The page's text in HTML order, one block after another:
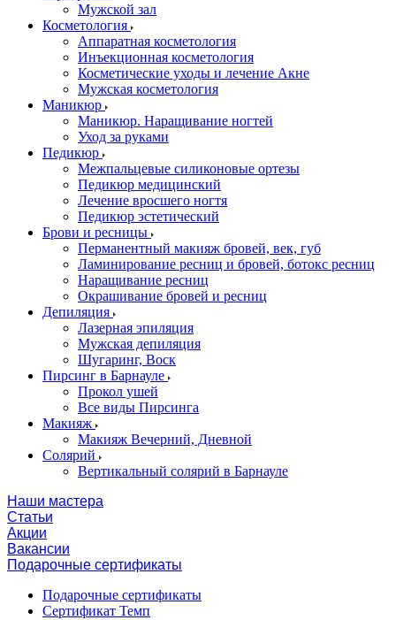
Мужской зал
Косметология
Аппаратная косметология
Инъекционная косметология
Косметические уходы и лечение Акне
Мужская косметология
Маникюр
Маникюр. Наращивание ногтей
Уход за руками
Педикюр
Межпальцевые силиконовые ортезы
Педикюр медицинский
Лечение вросшего ногтя
Педикюр эстетический
Брови и ресницы
Перманентный макияж бровей, век, губ
Ламинирование ресниц и бровей, бoтoкс ресниц
Наращивание ресниц
Окрашивание бровей и ресниц
Депиляция
Лазерная эпиляция
Мужская депиляция
Шугаринг, Воск
Пирсинг в Барнауле
Прокол ушей
Все виды Пирсинга
Макияж
Макияж Вечерний, Дневной
Солярий
Вертикальный солярий в Барнауле
Наши мастера
Статьи
Акции
Вакансии
Подарочные сертификаты
Подарочные сертификаты
Сертификат Темп